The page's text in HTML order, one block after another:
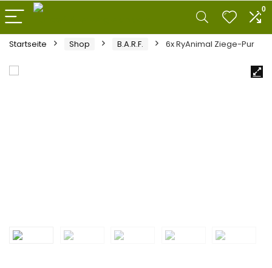
0
Startseite Shop B.A.R.F. 6x RyAnimal Ziege-Pur